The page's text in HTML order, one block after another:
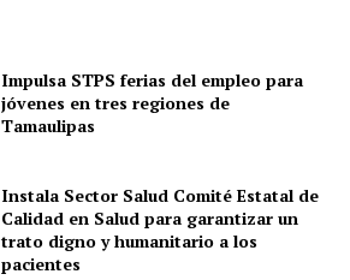
Impulsa STPS ferias del empleo para
jóvenes en tres regiones de
Tamaulipas
Instala Sector Salud Comité Estatal de
Calidad en Salud para garantizar un
trato digno y humanitario a los
pacientes